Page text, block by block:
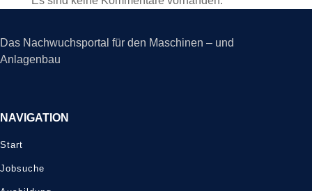
Das Nachwuchsportal für den Maschinen – und
Anlagenbau
NAVIGATION
Start
Jobsuche